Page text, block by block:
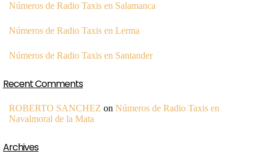
Números de Radio Taxis en Salamanca
Números de Radio Taxis en Lerma
Números de Radio Taxis en Santander
Recent Comments
ROBERTO SANCHEZ on Números de Radio Taxis en
Navalmoral de la Mata
Archives